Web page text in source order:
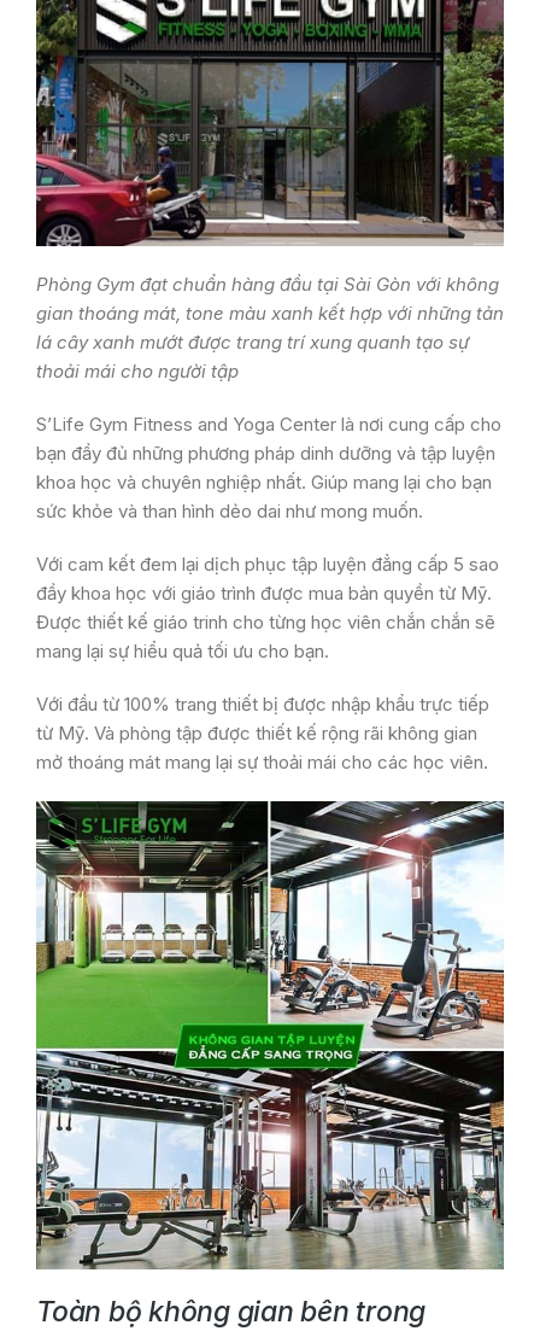
Phòng Gym đạt chuẩn hàng đầu tại Sài Gòn với không
gian thoáng mát, tone màu xanh kết hợp với những tản
lá cây xanh mướt được trang trí xung quanh tạo sự
thoải mái cho người tập
S’Life Gym Fitness and Yoga Center là nơi cung cấp cho
bạn đầy đủ những phương pháp dinh dưỡng và tập luyện
khoa học và chuyên nghiệp nhất. Giúp mang lại cho bạn
sức khỏe và than hình dẻo dai như mong muốn.
Với cam kết đem lại dịch phục tập luyện đẳng cấp 5 sao
đầy khoa học với giáo trình được mua bản quyền từ Mỹ.
Được thiết kế giáo trinh cho từng học viên chắn chắn sẽ
mang lại sự hiểu quả tối ưu cho bạn.
Với đầu từ 100% trang thiết bị được nhập khẩu trực tiếp
từ Mỹ. Và phòng tập được thiết kế rộng rãi không gian
mở thoáng mát mang lại sự thoải mái cho các học viên.
Toàn bộ không gian bên trong